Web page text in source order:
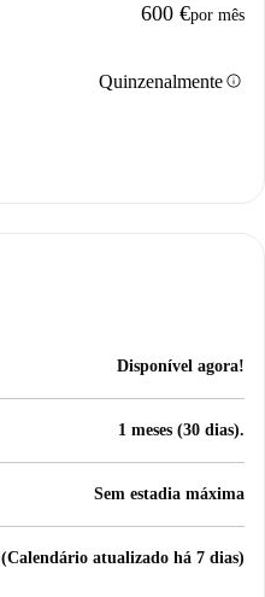
600 €por mês
Quinzenalmenteinfo
Disponível agora!
1 meses (30 dias).
Sem estadia máxima
(Calendário atualizado há 7 dias)